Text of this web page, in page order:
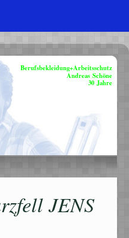
Berufsbekleidung+Arbeitsschutz
Andreas Schöne
30 Jahre
JENS